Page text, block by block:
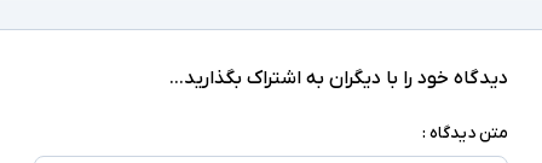
دیدگاه خود را با دیگران به اشتراک بگذارید...
متن دیدگاه :